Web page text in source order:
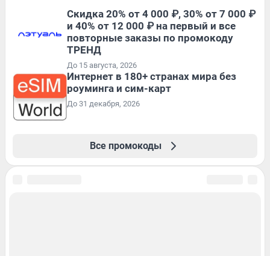
Скидка 20% от 4 000 ₽, 30% от 7 000 ₽
и 40% от 12 000 ₽ на первый и все
повторные заказы по промокоду
ТРЕНД
До 15 августа, 2026
Интернет в 180+ странах мира без
роуминга и сим-карт
До 31 декабря, 2026
Все промокоды